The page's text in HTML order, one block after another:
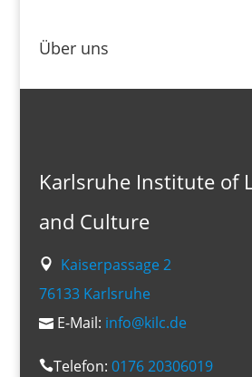
Über uns
Karlsruhe Institute of
and Culture
Kaiserpassage 2
76133 Karlsruhe
E-Mail: info@kilc.de
Telefon: 0176 20306019